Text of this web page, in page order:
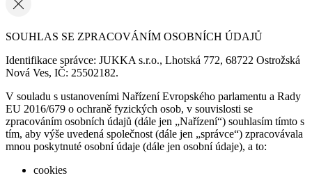
SOUHLAS SE ZPRACOVÁNÍM OSOBNÍCH ÚDAJŮ
Identifikace správce: JUKKA s.r.o., Lhotská 772, 68722 Ostrožská
Nová Ves, IČ: 25502182.
V souladu s ustanoveními Nařízení Evropského parlamentu a Rady
EU 2016/679 o ochraně fyzických osob, v souvislosti se
zpracováním osobních údajů (dále jen „Nařízení“) souhlasím tímto s
tím, aby výše uvedená společnost (dále jen „správce“) zpracovávala
mnou poskytnuté osobní údaje (dále jen osobní údaje), a to:
cookies